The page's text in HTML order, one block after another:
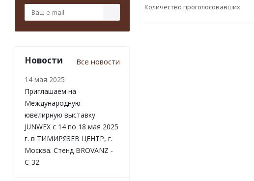
Количество проголосовавших
Новости Все новости
14 мая 2025
Приглашаем на
Международную
ювелирную выставку
JUNWEX с 14 по 18 мая 2025
г. в ТИМИРЯЗЕВ ЦЕНТР, г.
Москва. Стенд BROVANZ -
С-32